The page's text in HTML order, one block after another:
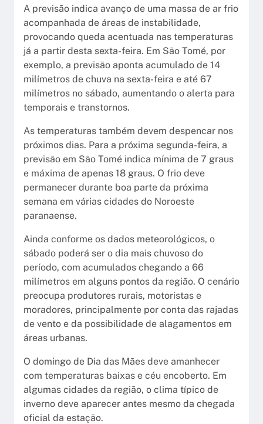
A previsão indica avanço de uma massa de ar frio
acompanhada de áreas de instabilidade,
provocando queda acentuada nas temperaturas
já a partir desta sexta-feira. Em São Tomé, por
exemplo, a previsão aponta acumulado de 14
milímetros de chuva na sexta-feira e até 67
milímetros no sábado, aumentando o alerta para
temporais e transtornos.
As temperaturas também devem despencar nos
próximos dias. Para a próxima segunda-feira, a
previsão em São Tomé indica mínima de 7 graus
e máxima de apenas 18 graus. O frio deve
permanecer durante boa parte da próxima
semana em várias cidades do Noroeste
paranaense.
Ainda conforme os dados meteorológicos, o
sábado poderá ser o dia mais chuvoso do
período, com acumulados chegando a 66
milímetros em alguns pontos da região. O cenário
preocupa produtores rurais, motoristas e
moradores, principalmente por conta das rajadas
de vento e da possibilidade de alagamentos em
áreas urbanas.
O domingo de Dia das Mães deve amanhecer
com temperaturas baixas e céu encoberto. Em
algumas cidades da região, o clima típico de
inverno deve aparecer antes mesmo da chegada
oficial da estação.